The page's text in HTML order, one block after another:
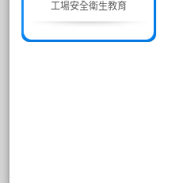
工場安全衛生教育